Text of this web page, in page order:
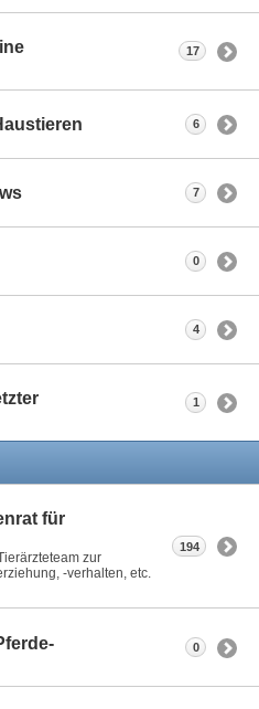
17
6
7
0
4
1
für
zur
-verhalten, etc.
194
0